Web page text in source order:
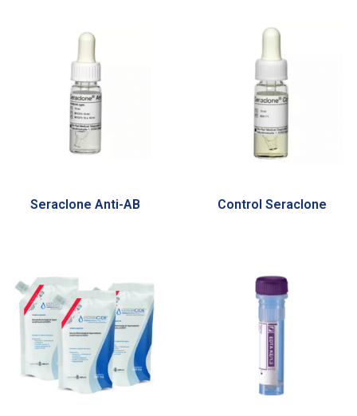
Seraclone Anti-AB Control Seraclone